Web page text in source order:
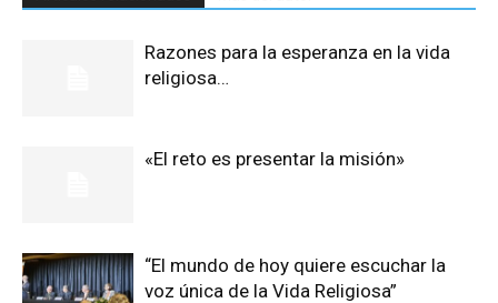
Razones para la esperanza en la vida
religiosa…
«El reto es presentar la misión»
“El mundo de hoy quiere escuchar la
voz única de la Vida Religiosa”